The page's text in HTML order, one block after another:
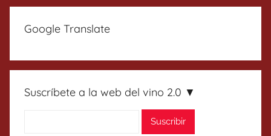
Google Translate
Suscríbete a la web del vino 2.0 ▼